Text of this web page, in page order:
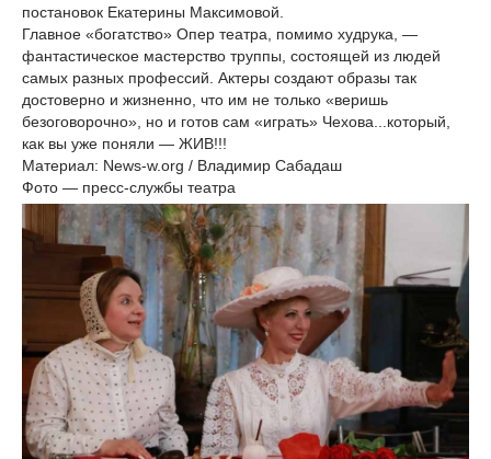
постановок Екатерины Максимовой.
Главное «богатство» Опер театра, помимо худрука, —
фантастическое мастерство труппы, состоящей из людей
самых разных профессий. Актеры создают образы так
достоверно и жизненно, что им не только «веришь
безоговорочно», но и готов сам «играть» Чехова...который,
как вы уже поняли — ЖИВ!!!
Материал: News-w.org / Владимир Сабадаш
Фото — пресс-службы театра